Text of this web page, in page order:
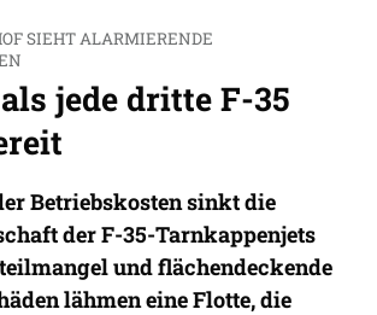
SIEHT ALARMIERENDE
jede dritte F-35
Betriebskosten sinkt die
der F-35-Tarnkappenjets
und flächendeckende
lähmen eine Flotte, die